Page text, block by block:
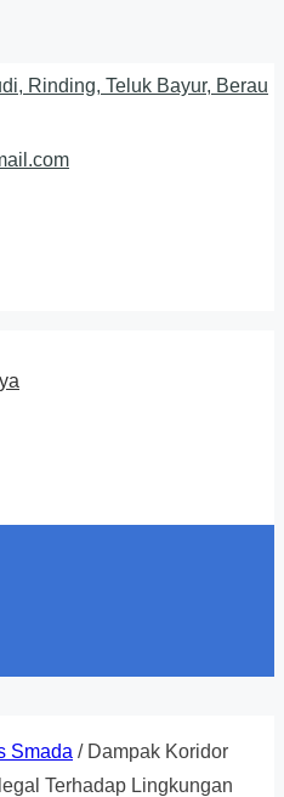
Rinding, Teluk Bayur, Berau
Smada / Dampak Koridor
Terhadap Lingkungan